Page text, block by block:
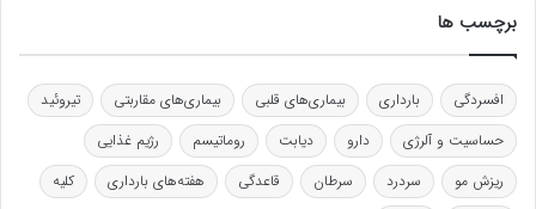
برچسب ها
افسردگی بارداری بیماری‌های قلبی بیماری‌های مقاربتی
تیروئید
حساسیت و آلرژی
دارو دیابت روماتیسم
رژیم غذایی
ریزش مو
سردرد سرطان قاعدگی هفته‌های بارداری
کلیه